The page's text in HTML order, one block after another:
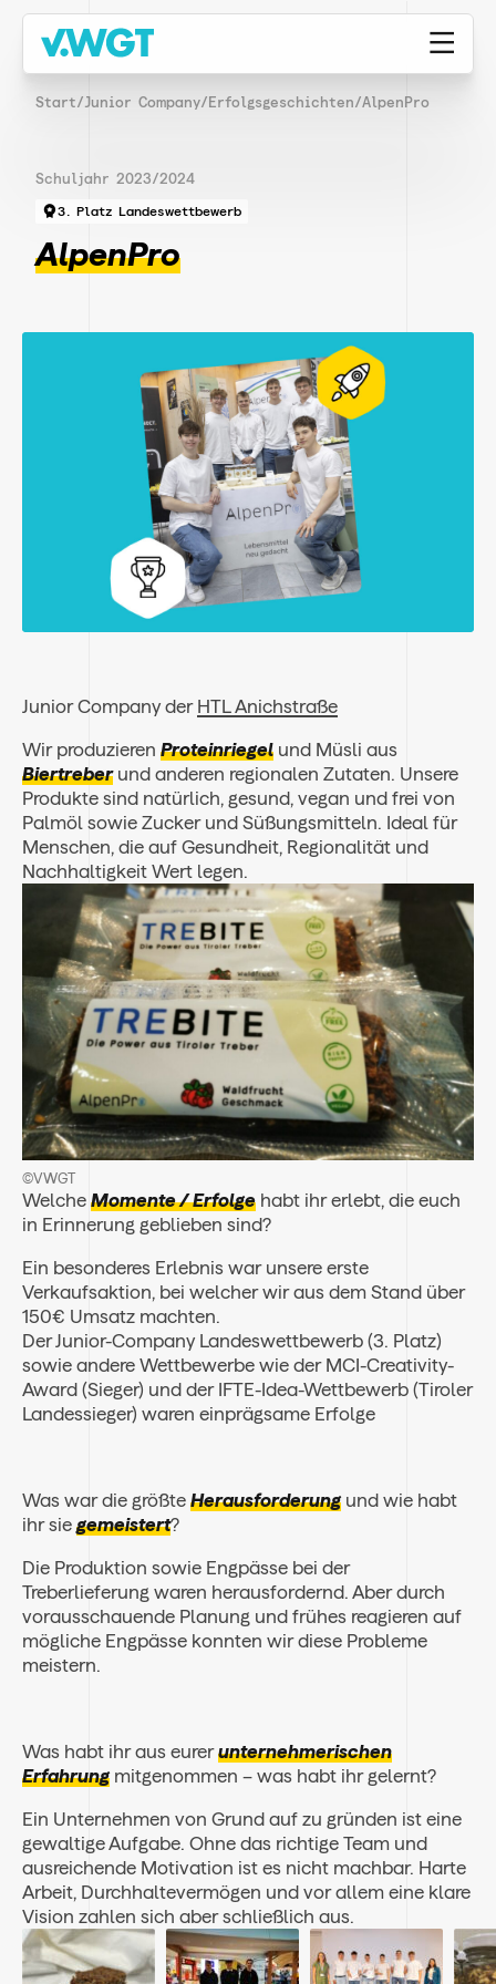
Start/Junior Company/ Erfolgsgeschichten/AlpenPro
Schuljahr 2023/2024
3. Platz Landeswettbewerb
AlpenPro
Junior Company der HTL Anichstraße
Wir produzieren Proteinriegel und Müsli aus
Biertreberund anderen regionalen Zutaten. Unsere
Produkte sind natürlich, gesund, vegan und frei von
Palmöl sowie Zucker und Süßungsmitteln. Ideal für
Menschen, die auf Gesundheit, Regionalität und
Nachhaltigkeit Wert legen.
©VWGT
Welche Momente / Erfolge habt ihr erlebt, die euch
in Erinnerung geblieben sind?
Ein besonderes Erlebnis war unsere erste
Verkaufsaktion, bei welcher wir aus dem Stand über
150€ Umsatz machten.
Der Junior-Company Landeswettbewerb (3. Platz)
sowie andere Wettbewerbe wie der MCI-Creativity-
Award (Sieger) und der IFTE-Idea-Wettbewerb (Tiroler
Landessieger) waren einprägsame Erfolge
Was war die größte Herausforderungund wie habt
ihr sie gemeistert?
Die Produktion sowie Engpässe bei der
Treberlieferung waren herausfordernd. Aber durch
vorausschauende Planung und frühes reagieren auf
mögliche Engpässe konnten wir diese Probleme
meistern.
Was habt ihr aus eurerunternehmerischen
Erfahrungmitgenommen – was habt ihr gelernt?
Ein Unternehmen von Grund auf zu gründen ist eine
gewaltige Aufgabe. Ohne das richtige Team und
ausreichende Motivation ist es nicht machbar. Harte
Arbeit, Durchhaltevermögen und vor allem eine klare
Vision zahlen sich aber schließlich aus.